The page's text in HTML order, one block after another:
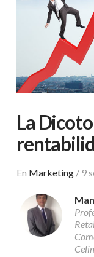
La
En Marketing/ 9